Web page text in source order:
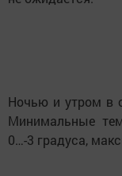
Ночью и утром в
Минимальные
0…-3 градуса,